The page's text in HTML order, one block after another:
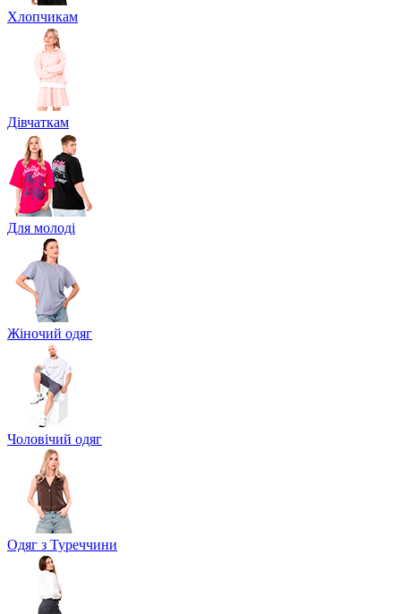
Хлопчикам
Дівчаткам
Для молоді
Жіночий одяг
Чоловічий одяг
Одяг з Туреччини